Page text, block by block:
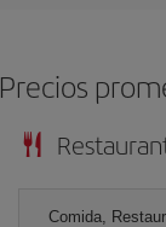
Precios
Comida,